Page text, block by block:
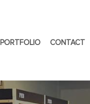
PORTFOLIO CONTACT